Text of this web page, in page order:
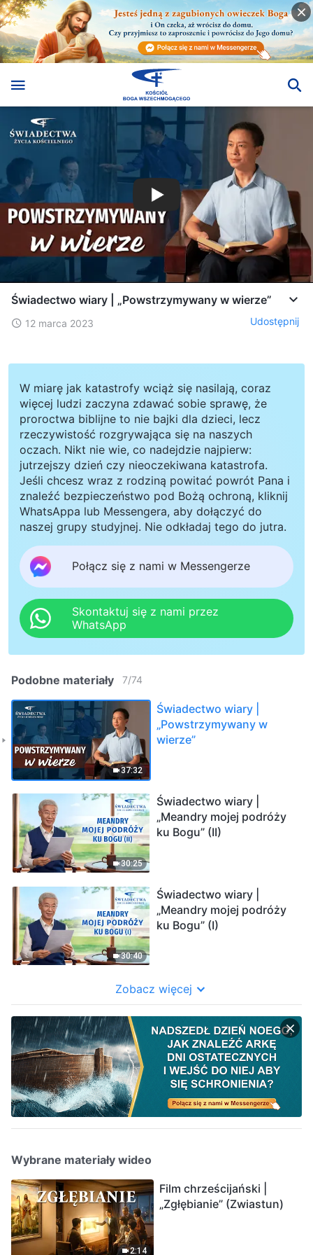
Świadectwo wiary | „Powstrzymywany w wierze”
12 marca 2023 Udostępnij
W miarę jak katastrofy wciąż się nasilają, coraz
więcej ludzi zaczyna zdawać sobie sprawę, że
proroctwa biblijne to nie bajki dla dzieci, lecz
rzeczywistość rozgrywająca się na naszych
oczach. Nikt nie wie, co nadejdzie najpierw:
jutrzejszy dzień czy nieoczekiwana katastrofa.
Jeśli chcesz wraz z rodziną powitać powrót Pana i
znaleźć bezpieczeństwo pod Bożą ochroną, kliknij
WhatsAppa lub Messengera, aby dołączyć do
naszej grupy studyjnej. Nie odkładaj tego do jutra.
Połącz się z nami w Messengerze
Skontaktuj się z nami przez
WhatsApp
Podobne materiały 7/74
37:32
Świadectwo wiary |
„Powstrzymywany w
wierze”
30:25
Świadectwo wiary |
„Meandry mojej podróży
ku Bogu” (II)
30:40
Świadectwo wiary |
„Meandry mojej podróży
ku Bogu” (I)
Zobacz więcej
Wybrane materiały wideo
2:14
Film chrześcijański |
„Zgłębianie” (Zwiastun)